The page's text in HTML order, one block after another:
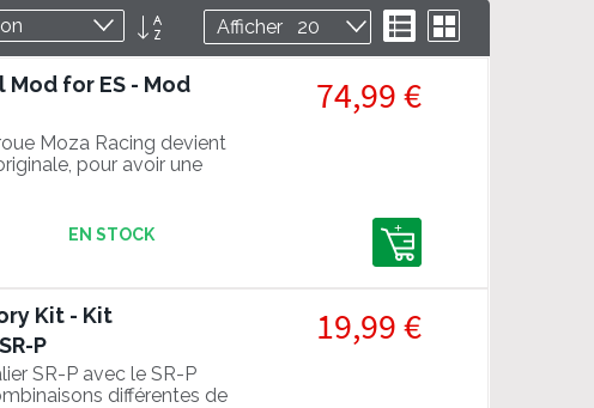
Par
ordre
décroissant
Afficher ListeGrille
Mod for ES - Mod
Moza Racing devient
pour avoir une
74,99 €
EN STOCK
Kit - Kit
P
SR-P avec le SR-P
différentes de
19,99 €